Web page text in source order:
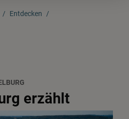
Entdecken
erzählt